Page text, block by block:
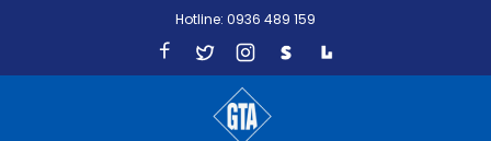
Hotline: 0936 489 159